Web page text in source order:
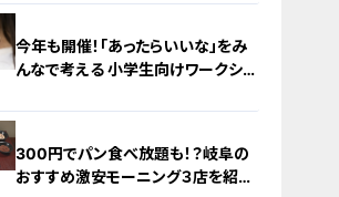
今年も開催！「あったらいいな」をみ
んなで考える 小学生向けワークショ
300円でパン食べ放題も！？岐阜の
おすすめ激安モーニング３店を紹